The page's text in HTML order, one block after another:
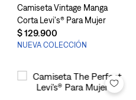
Camiseta Vintage Manga
Corta Levi's® Para Mujer
$129.900
NUEVA COLECCIÓN